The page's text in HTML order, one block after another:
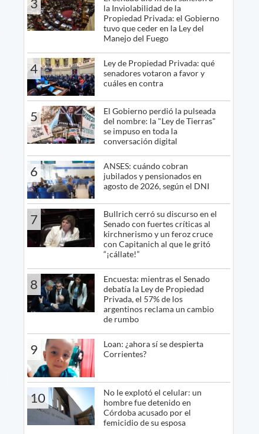
la Inviolabilidad de la
Propiedad Privada: el Gobierno
tuvo que ceder en la Ley del
Manejo del Fuego
4
Ley de Propiedad Privada: qué
senadores votaron a favor y
cuáles en contra
5
El Gobierno perdió la pulseada
del nombre: la "Ley de Tierras"
se impuso en toda la
conversación digital
6
ANSES: cuándo cobran
jubilados y pensionados en
agosto de 2026, según el DNI
7
Bullrich cerró su discurso en el
Senado con fuertes críticas al
kirchnerismo y un feroz cruce
con Capitanich al que le gritó
“¡cállate!”
8
Encuesta: mientras el Senado
debatía la Ley de Propiedad
Privada, el 57% de los
argentinos reclama un cambio
de rumbo
9
Loan: ¿ahora sí se despierta
Corrientes?
10
No le explotó el celular: un
hombre fue detenido en
Córdoba acusado por el
femicidio de su esposa